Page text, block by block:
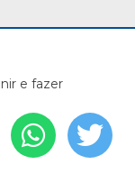
e fazer